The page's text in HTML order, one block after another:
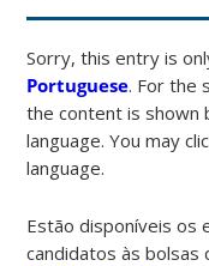
Sorry, this entry is
Portuguese. For the
the content is shown
language. You may
language.
Estão disponíveis os
candidatos às bolsas